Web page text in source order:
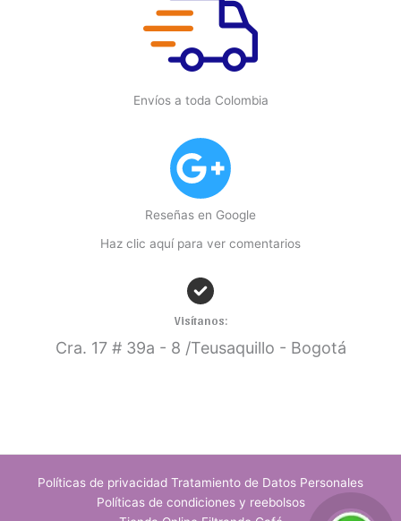
Envíos a toda Colombia
Reseñas en Google
Haz clic aquí para ver comentarios
Visítanos:
Cra. 17# 39a - 8 /Teusaquillo - Bogotá
Políticas de privacidad Tratamiento de Datos Personales
Políticas de condiciones y reebolsos